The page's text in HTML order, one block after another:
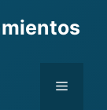
Menu